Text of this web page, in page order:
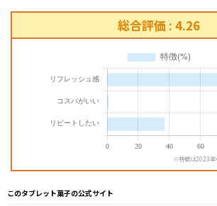
総合評価 : 4.26
※特徴は2023年
このタブレット菓子の公式サイト